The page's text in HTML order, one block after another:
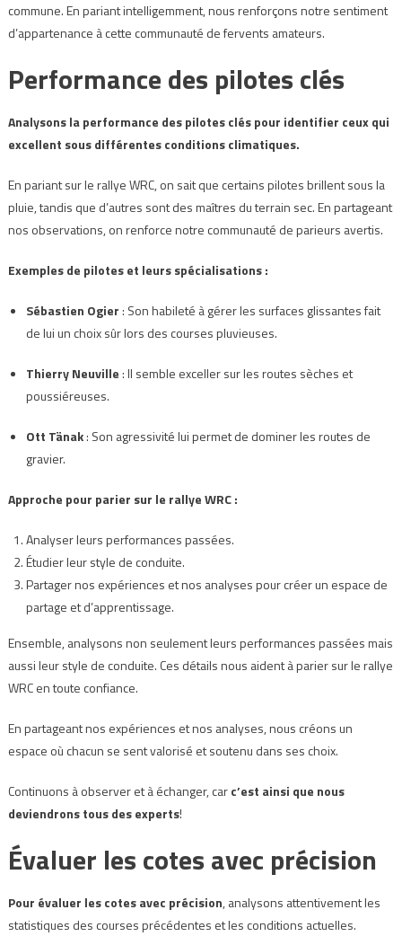
commune. En pariant intelligemment, nous renforçons notre sentiment
d’appartenance à cette communauté de fervents amateurs.
Performance des pilotes clés
Analysons la performance des pilotes clés pour identifier ceux qui
excellent sous différentes conditions climatiques.
En pariant sur le rallye WRC, on sait que certains pilotes brillent sous la
pluie, tandis que d’autres sont des maîtres du terrain sec. En partageant
nos observations, on renforce notre communauté de parieurs avertis.
Exemples de pilotes et leurs spécialisations :
Sébastien Ogier: Son habileté à gérer les surfaces glissantes fait
de lui un choix sûr lors des courses pluvieuses.
Thierry Neuville: Il semble exceller sur les routes sèches et
poussiéreuses.
Ott Tänak: Son agressivité lui permet de dominer les routes de
gravier.
Approche pour parier sur le rallye WRC :
Analyser leurs performances passées.
Étudier leur style de conduite.
Partager nos expériences et nos analyses pour créer un espace de
partage et d’apprentissage.
Ensemble, analysons non seulement leurs performances passées mais
aussi leur style de conduite. Ces détails nous aident à parier sur le rallye
WRC en toute confiance.
En partageant nos expériences et nos analyses, nous créons un
espace où chacun se sent valorisé et soutenu dans ses choix.
Continuons à observer et à échanger, carc’est ainsi que nous
deviendrons tous des experts!
Évaluer les cotes avec précision
Pour évaluer les cotes avec précision, analysons attentivement les
statistiques des courses précédentes et les conditions actuelles.